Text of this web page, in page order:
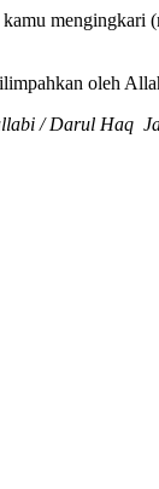
mengingkari
oleh
/ Darul Haq